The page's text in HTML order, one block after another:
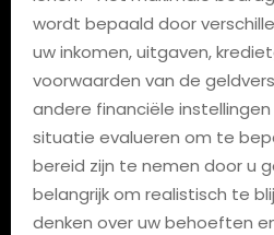
wordt bepaald door
uw inkomen, uitgaven,
voorwaarden van de
andere financiële
situatie evalueren om te
bereid zijn te nemen door u
belangrijk om realistisch te
denken over uw behoeften